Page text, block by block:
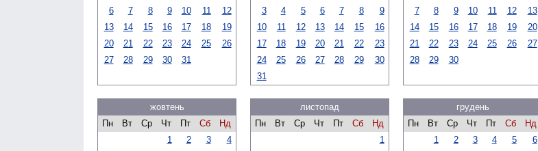
6
7 8 9 10 11
12
13
14 15 16 17 18
19
20
21 22 23 24 25
26
27
28 29 30 31
3
4 5 6 7 8
9
10
11 12 13 14 15
16
17
18 19 20 21 22
23
24
25 26 27 28 29
30
31
7
8 9 10 11 12
13
14
15 16 17 18 19
20
21
22 23 24 25 26
27
28
29 30
жовтень
Пн
Вт Ср Чт Пт Сб
Нд
1
2 3
4
листопад
Пн
Вт Ср Чт Пт Сб
Нд
1
грудень
Пн
Вт Ср Чт Пт Сб
Нд
1
2 3 4 5
6